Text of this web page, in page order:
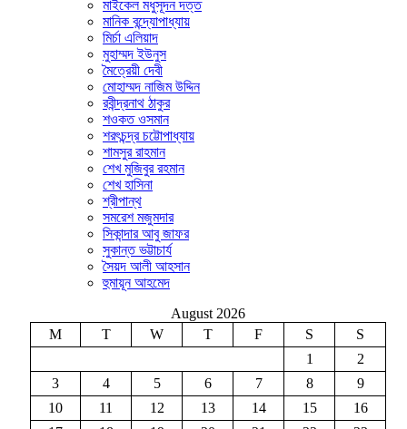
মাইকেল মধুসূদন দত্ত
মানিক বন্দ্যোপাধ্যায়
মির্চা এলিয়াদ
মুহাম্মদ ইউনুস
মৈত্রেয়ী দেবী
মোহাম্মদ নাজিম উদ্দিন
রবীন্দ্রনাথ ঠাকুর
শওকত ওসমান
শরৎচন্দ্র চট্টোপাধ্যায়
শামসুর রাহমান
শেখ মুজিবুর রহমান
শেখ হাসিনা
শ্রীপান্থ
সমরেশ মজুমদার
সিকান্দার আবু জাফর
সুকান্ত ভট্টাচার্য
সৈয়দ আলী আহসান
হুমায়ূন আহমেদ
August 2026
M
T W T F S
S
1
2
3
4 5 6 7 8
9
10
11 12 13 14 15
16